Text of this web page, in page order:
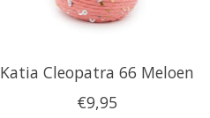
Katia Cleopatra 66 Meloen
€9,95